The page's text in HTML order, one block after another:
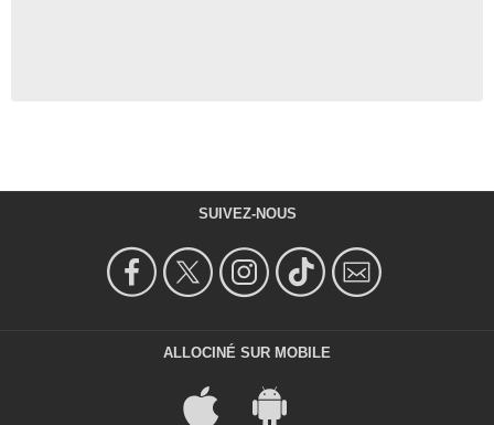
SUIVEZ-NOUS
ALLOCINÉ SUR MOBILE